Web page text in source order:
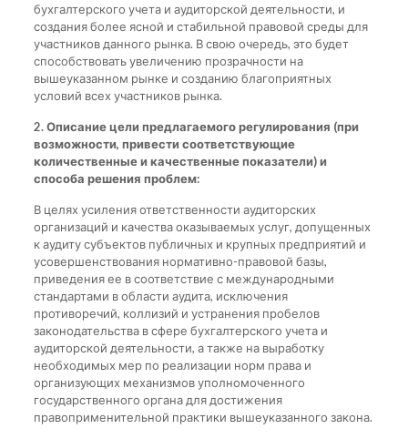
бухгалтерского учета и аудиторской деятельности, и
создания более ясной и стабильной правовой среды для
участников данного рынка. В свою очередь, это будет
способствовать увеличению прозрачности на
вышеуказанном рынке и созданию благоприятных
условий всех участников рынка.
2.Описание цели предлагаемого регулирования (при
возможности, привести соответствующие
количественные и качественные показатели) и
способа решения проблем:
В целях усиления ответственности аудиторских
организаций и качества оказываемых услуг, допущенных
к аудиту субъектов публичных и крупных предприятий и
усовершенствования нормативно-правовой базы,
приведения ее в соответствие с международными
стандартами в области аудита, исключения
противоречий, коллизий и устранения пробелов
законодательства в сфере бухгалтерского учета и
аудиторской деятельности, а также на выработку
необходимых мер по реализации норм права и
организующих механизмов уполномоченного
государственного органа для достижения
правоприменительной практики вышеуказанного закона.